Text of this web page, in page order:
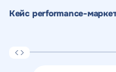
Кейс performance-